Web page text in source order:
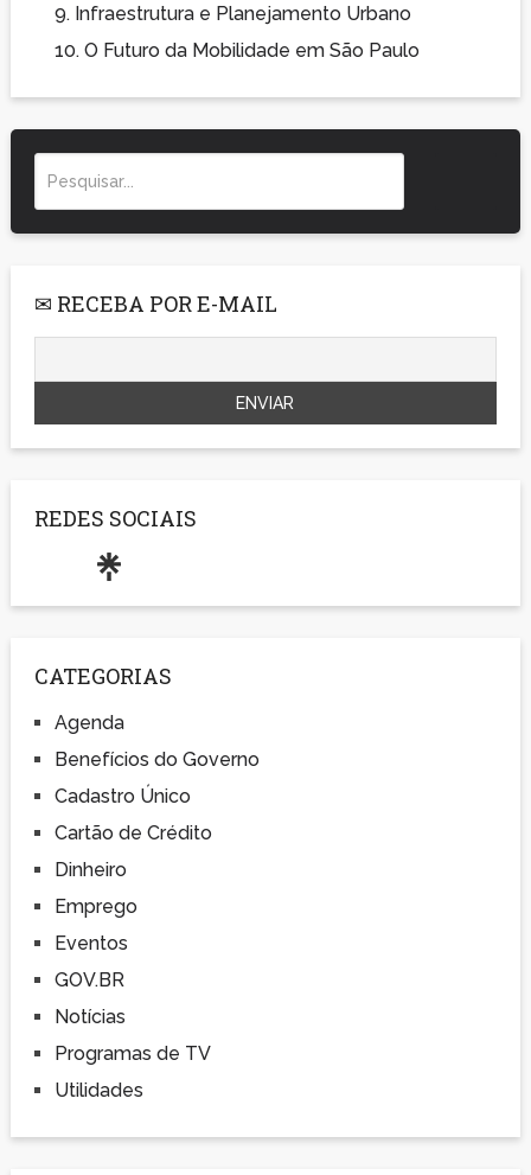
9. Infraestrutura e Planejamento Urbano
10. O Futuro da Mobilidade em São Paulo
✉ RECEBA POR E-MAIL
REDES SOCIAIS
CATEGORIAS
Agenda
Benefícios do Governo
Cadastro Único
Cartão de Crédito
Dinheiro
Emprego
Eventos
GOV.BR
Notícias
Programas de TV
Utilidades